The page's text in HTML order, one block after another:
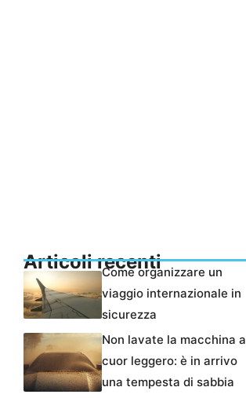
Articoli recentiCome organizzare un
viaggio internazionale in
sicurezza
Non lavate la macchina a
cuor leggero: è in arrivo
una tempesta di sabbia